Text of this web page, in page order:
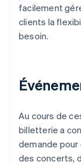
facilement
clients la
besoin.
Au cours de
billetterie a
demande
des concerts,